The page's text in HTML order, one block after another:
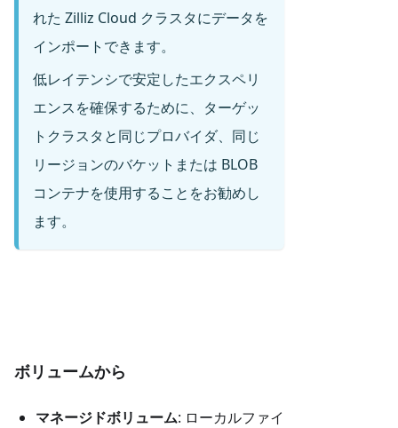
れた Zilliz Cloud クラスタにデータを
インポートできます。
低レイテンシで安定したエクスペリ
エンスを確保するために、ターゲッ
トクラスタと同じプロバイダ、同じ
リージョンのバケットまたは BLOB
コンテナを使用することをお勧めし
ます。
ボリュームから
マネージドボリューム: ローカルファイ